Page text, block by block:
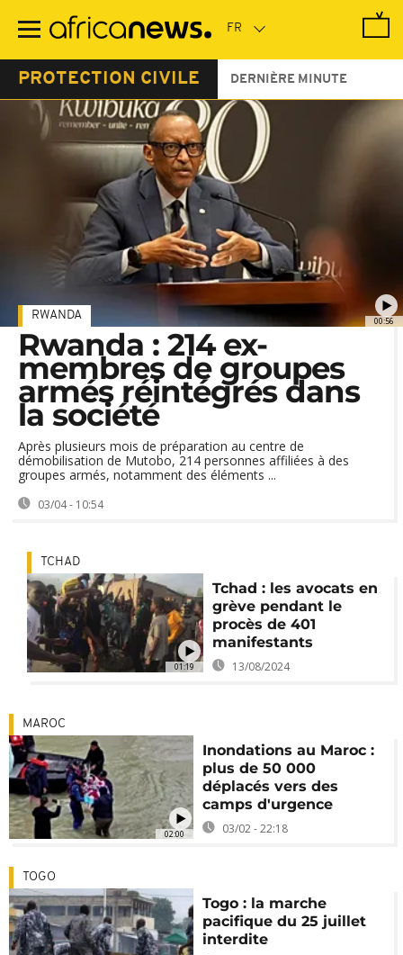
contenu
PROTECTION CIVILE DERNIÈRE MINUTE
00:56
RWANDA
Rwanda : 214 ex-
membres de groupes
armés réintégrés dans
la société
Après plusieurs mois de préparation au centre de
démobilisation de Mutobo, 214 personnes affiliées à des
groupes armés, notamment des éléments ...
03/04 - 10:54
01:19
TCHAD
Tchad : les avocats en
grève pendant le
procès de 401
manifestants
13/08/2024
02:00
MAROC
Inondations au Maroc :
plus de 50 000
déplacés vers des
camps d'urgence
03/02 - 22:18
TOGO
Togo : la marche
pacifique du 25 juillet
interdite